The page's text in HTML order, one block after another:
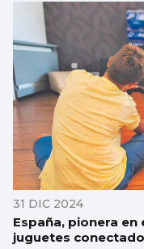
31 DIC 2024
España, pionera
juguetes